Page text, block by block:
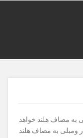
به مصاف هلند خواهد
ومبلی به مصاف هلند